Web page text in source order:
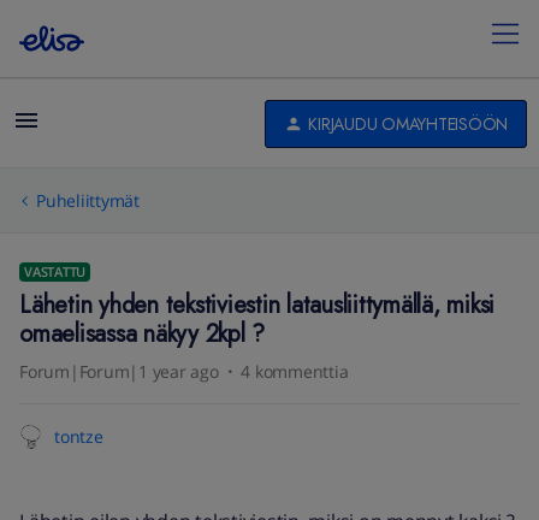
KIRJAUDU OMAYHTEISÖÖN
Puheliittymät
VASTATTU
Lähetin yhden tekstiviestin latausliittymällä, miksi
omaelisassa näkyy 2kpl ?
Forum|Forum|1 year ago 4 kommenttia
tontze